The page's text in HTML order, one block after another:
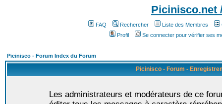
Picinisco.net
FAQ Rechercher Liste des Membres
Profil
Se connecter pour vérifier ses
Picinisco - Forum Index du Forum
Picinisco - Forum -
Les administrateurs et modérateurs de ce